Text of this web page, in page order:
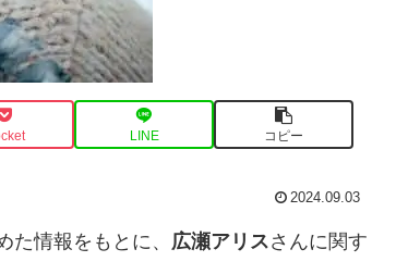
LINE コピー
2024.09.03
情報をもとに、 広瀬アリスさんに関す